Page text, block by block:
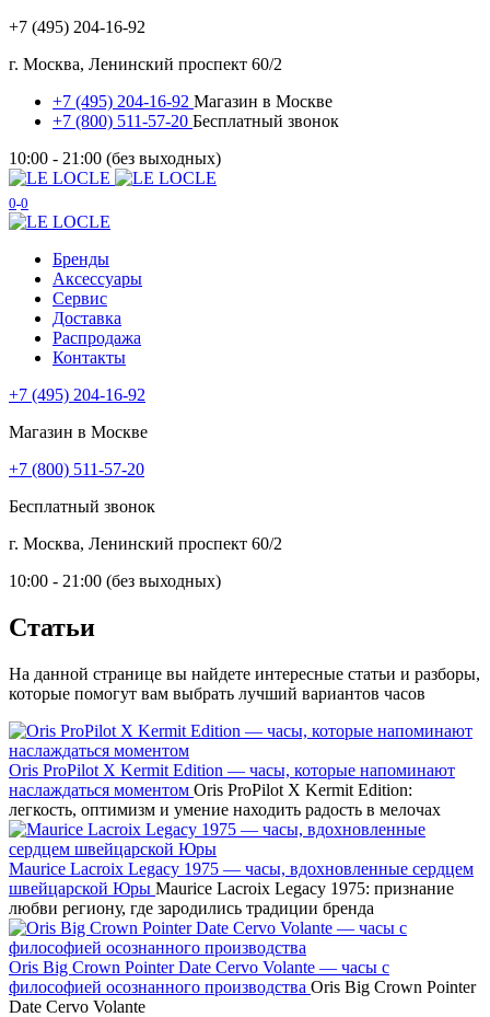
+7 (495) 204-16-92
г. Москва, Ленинский проспект 60/2
+7 (495) 204-16-92 Магазин в Москве
+7 (800) 511-57-20 Бесплатный звонок
10:00 - 21:00 (без выходных)
0 0
Бренды
Аксессуары
Сервис
Доставка
Распродажа
Контакты
+7 (495) 204-16-92
Магазин в Москве
+7 (800) 511-57-20
Бесплатный звонок
г. Москва, Ленинский проспект 60/2
10:00 - 21:00 (без выходных)
Статьи
На данной странице вы найдете интересные статьи и разборы,
которые помогут вам выбрать лучший вариантов часов
Oris ProPilot X Kermit Edition — часы, которые напоминают
наслаждаться моментом Oris ProPilot X Kermit Edition:
легкость, оптимизм и умение находить радость в мелочах
Maurice Lacroix Legacy 1975 — часы, вдохновленные сердцем
швейцарской Юры Maurice Lacroix Legacy 1975: признание
любви региону, где зародились традиции бренда
Oris Big Crown Pointer Date Cervo Volante — часы с
философией осознанного производства Oris Big Crown Pointer
Date Cervo Volante